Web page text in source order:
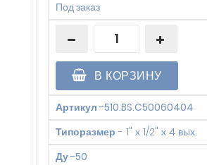
Под заказ
В КОРЗИНУ
Артикул -510.BS.C50060404
Типоразмер - 1" х 1/2" х 4 вых.
Ду-50